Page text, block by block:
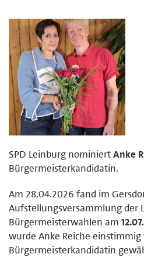
SPD Leinburg nominiertAnke
Bürgermeisterkandidatin.
Am 28.04.2026 fand im
Aufstellungsversammlung der
Bürgermeisterwahlen am
wurde Anke Reiche
Bürgermeisterkandidatin